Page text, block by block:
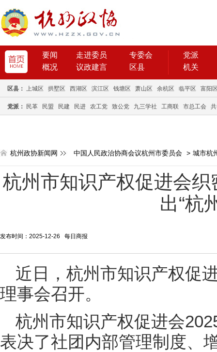
要闻 走进委员
专委会
概况
议政建言 区县
党派
机关
区县： 上城区 拱墅区 西湖区 滨江区 钱塘区 萧山区 余杭区 临平区 富阳
党派： 民革 民盟 民建 民进 农工党 致公党 九三学社 工商联 市总工会
杭州政协新闻网 中国人民政治协商会议杭州市委员会 > 城市杭
杭州市知识产权促进会
出“杭
发布时间：2025-12-26 每日商报
近日，杭州市知识产权促
理事会召开。
杭州市知识产权促进会
表决了社团内部管理制度、